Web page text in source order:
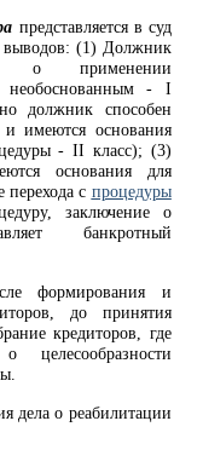
представляется в суд
выводов: (1) Должник
о применении
необоснованным - I
должник способен
и имеются основания
- II класс); (3)
основания для
перехода с процедуры
заключение о
банкротный
формирования и
до принятия
кредиторов, где
дела о реабилитации